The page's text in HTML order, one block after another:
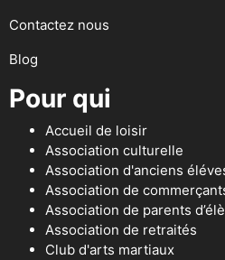
Contactez nous
Blog
Pour qui
Accueil de loisir
Association culturelle
Association d'anciens
Association de
Association de parents
Association de retraités
Club d'arts martiaux